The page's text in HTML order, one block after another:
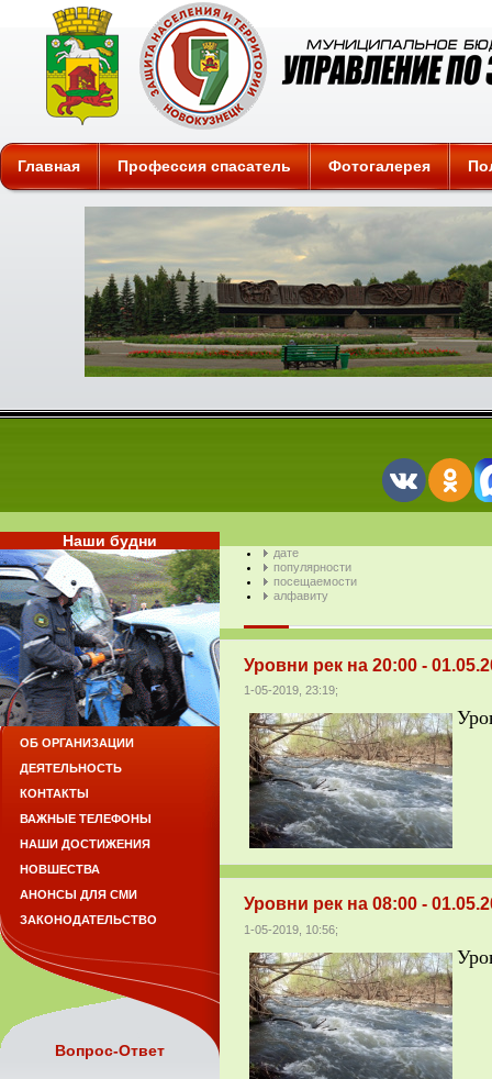
Защита
Главная Профессия спасатель Фотогалерея
дате
популярности
посещаемости
алфавиту
Уровни рек на 20:00 -
1-05-2019, 23:19;
Уровни рек на 08:00 -
1-05-2019, 10:56;
Наши будни
ОБ ОРГАНИЗАЦИИ
ДЕЯТЕЛЬНОСТЬ
КОНТАКТЫ
ВАЖНЫЕ ТЕЛЕФОНЫ
НАШИ ДОСТИЖЕНИЯ
НОВШЕСТВА
АНОНСЫ ДЛЯ СМИ
ЗАКОНОДАТЕЛЬСТВО
Вопрос-Ответ